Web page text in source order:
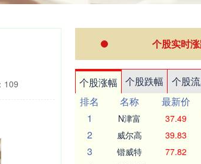
109
个股实时
个股涨幅 个股跌幅 个股
排名
名称 最新价
1
N津富 37.49
2 威尔高 39.83
3 锴威特 77.82